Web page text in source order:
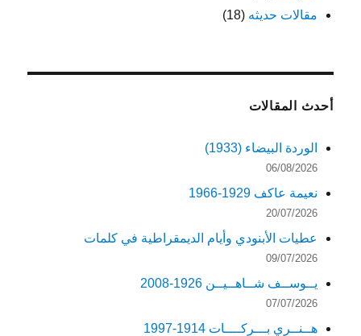
مقالات حديثه (18)
أحدث المقالات
الوردة البيضاء (1933)
06/08/2026
نعيمة عاكف 1929-1966
20/07/2026
عطيات الأبنودي وأيام الديمقراطية في كلمات
09/07/2026
يــوســف شــاهــيــن 1926-2008
07/07/2026
هــنــري بـــركــــات 1914-1997